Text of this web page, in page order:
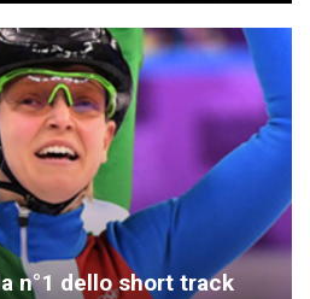
n°1 dello short track